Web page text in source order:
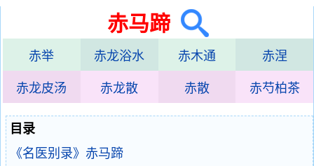
赤马蹄
赤举 赤龙浴水 赤木通 赤涅
赤龙皮汤 赤龙散 赤散 赤芍柏茶
目录
《名医别录》赤马蹄